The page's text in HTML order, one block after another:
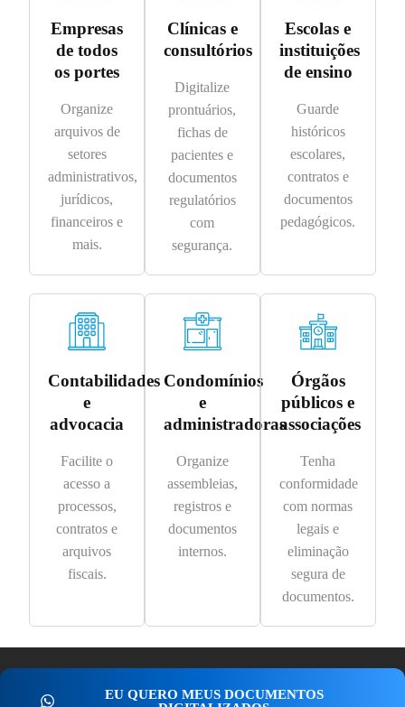
Empresas
de todos
os portes
Organize
arquivos de
setores
administrativos,
jurídicos,
financeiros e
mais.
Clínicas e
consultórios
Digitalize
prontuários,
fichas de
pacientes e
documentos
regulatórios
com
segurança.
Escolas e
instituições
de ensino
Guarde
históricos
escolares,
contratos e
documentos
pedagógicos.
Contabilidades
e
advocacia
Facilite o
acesso a
processos,
contratos e
arquivos
fiscais.
Condomínios
e
administradoras
Organize
assembleias,
registros e
documentos
internos.
Órgãos
públicos e
associações
Tenha
conformidade
com normas
legais e
eliminação
segura de
documentos.
EU QUERO MEUS DOCUMENTOS